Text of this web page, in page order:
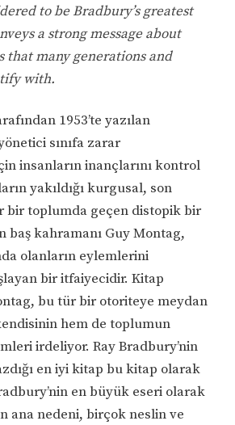
to be Bradbury’s greatest
a strong message about
that many generations and
with.
1953’te yazılan
sınıfa zarar
insanların inançlarını kontrol
yakıldığı kurgusal, son
bir toplumda geçen distopik bir
baş kahramanı Guy Montag,
olanların eylemlerini
bir itfaiyecidir. Kitap
bu tür bir otoriteye meydan
hem de toplumun
irdeliyor. Ray Bradbury’nin
en iyi kitap bu kitap olarak
en büyük eseri olarak
ana nedeni, birçok neslin ve